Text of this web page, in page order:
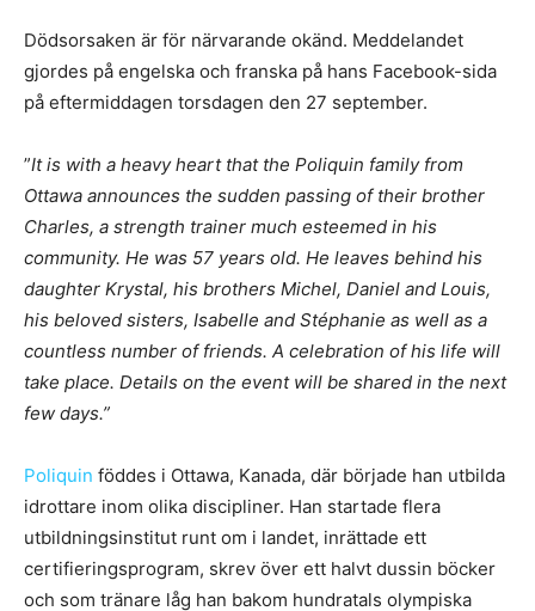
Dödsorsaken är för närvarande okänd. Meddelandet
gjordes på engelska och franska på hans Facebook-sida
på eftermiddagen torsdagen den 27 september.
”It is with a heavy heart that the Poliquin family from
Ottawa announces the sudden passing of their brother
Charles, a strength trainer much esteemed in his
community. He was 57 years old. He leaves behind his
daughter Krystal, his brothers Michel, Daniel and Louis,
his beloved sisters, Isabelle and Stéphanie as well as a
countless number of friends. A celebration of his life will
take place. Details on the event will be shared in the next
few days.”
Poliquin föddes i Ottawa, Kanada, där började han utbilda
idrottare inom olika discipliner. Han startade flera
utbildningsinstitut runt om i landet, inrättade ett
certifieringsprogram, skrev över ett halvt dussin böcker
och som tränare låg han bakom hundratals olympiska